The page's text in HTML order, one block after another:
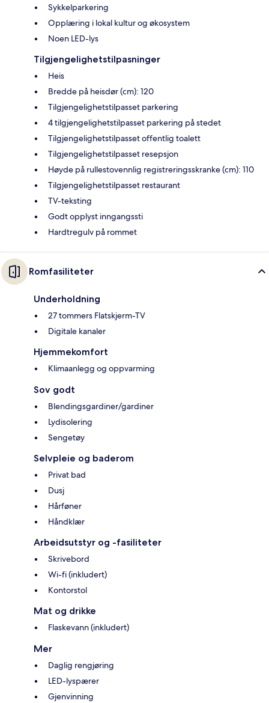
Sykkelparkering
Opplæring i lokal kultur og økosystem
Noen LED-lys
Tilgjengelighetstilpasninger
Heis
Bredde på heisdør (cm): 120
Tilgjengelighetstilpasset parkering
4 tilgjengelighetstilpasset parkering på stedet
Tilgjengelighetstilpasset offentlig toalett
Tilgjengelighetstilpasset resepsjon
Høyde på rullestovennlig registreringsskranke (cm): 110
Tilgjengelighetstilpasset restaurant
TV-teksting
Godt opplyst inngangssti
Hardtregulv på rommet
Romfasiliteter
Underholdning
27 tommers Flatskjerm-TV
Digitale kanaler
Hjemmekomfort
Klimaanlegg og oppvarming
Sov godt
Blendingsgardiner/gardiner
Lydisolering
Sengetøy
Selvpleie og baderom
Privat bad
Dusj
Hårføner
Håndklær
Arbeidsutstyr og -fasiliteter
Skrivebord
Wi-fi (inkludert)
Kontorstol
Mat og drikke
Flaskevann (inkludert)
Mer
Daglig rengjøring
LED-lyspærer
Gjenvinning